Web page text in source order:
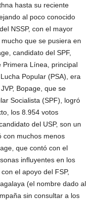
hasta su reciente
al poco conocido
NSSP, con el mayor
que se pusiera en
candidato del SPF,
Primera Línea, principal
Popular (PSA), era
Bopage, que se
Socialista (SPF), logró
los 8.954 votos
del USP, son un
con muchos menos
que contó con el
influyentes en los
el apoyo del FSP,
(el nombre dado al
sin consultar a los